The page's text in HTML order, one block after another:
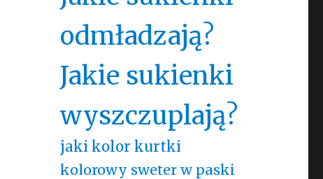
odmładzają?
Jakie sukienki
wyszczuplają?
jaki kolor kurtki
kolorowy sweter w paski